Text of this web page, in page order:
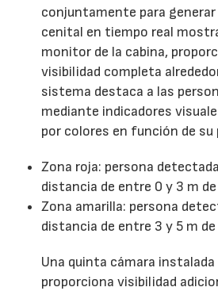
conjuntamente para
cenital en tiempo real
monitor de la cabina,
visibilidad completa
sistema destaca a las
mediante indicadores
por colores en función de su
Zona roja: persona
distancia de entre 0 y 3 m
Zona amarilla: persona
distancia de entre 3 y 5 m de
Una quinta cámara instalada
proporciona visibilidad